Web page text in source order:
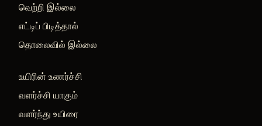
வெற்றி இல்லை
எட்டிப் பிடித்தால்
தொலைவில் இல்லை
உயிரின் உணர்ச்சி
வளர்ச்சி யாகும்
வளர்ந்து உயிரை